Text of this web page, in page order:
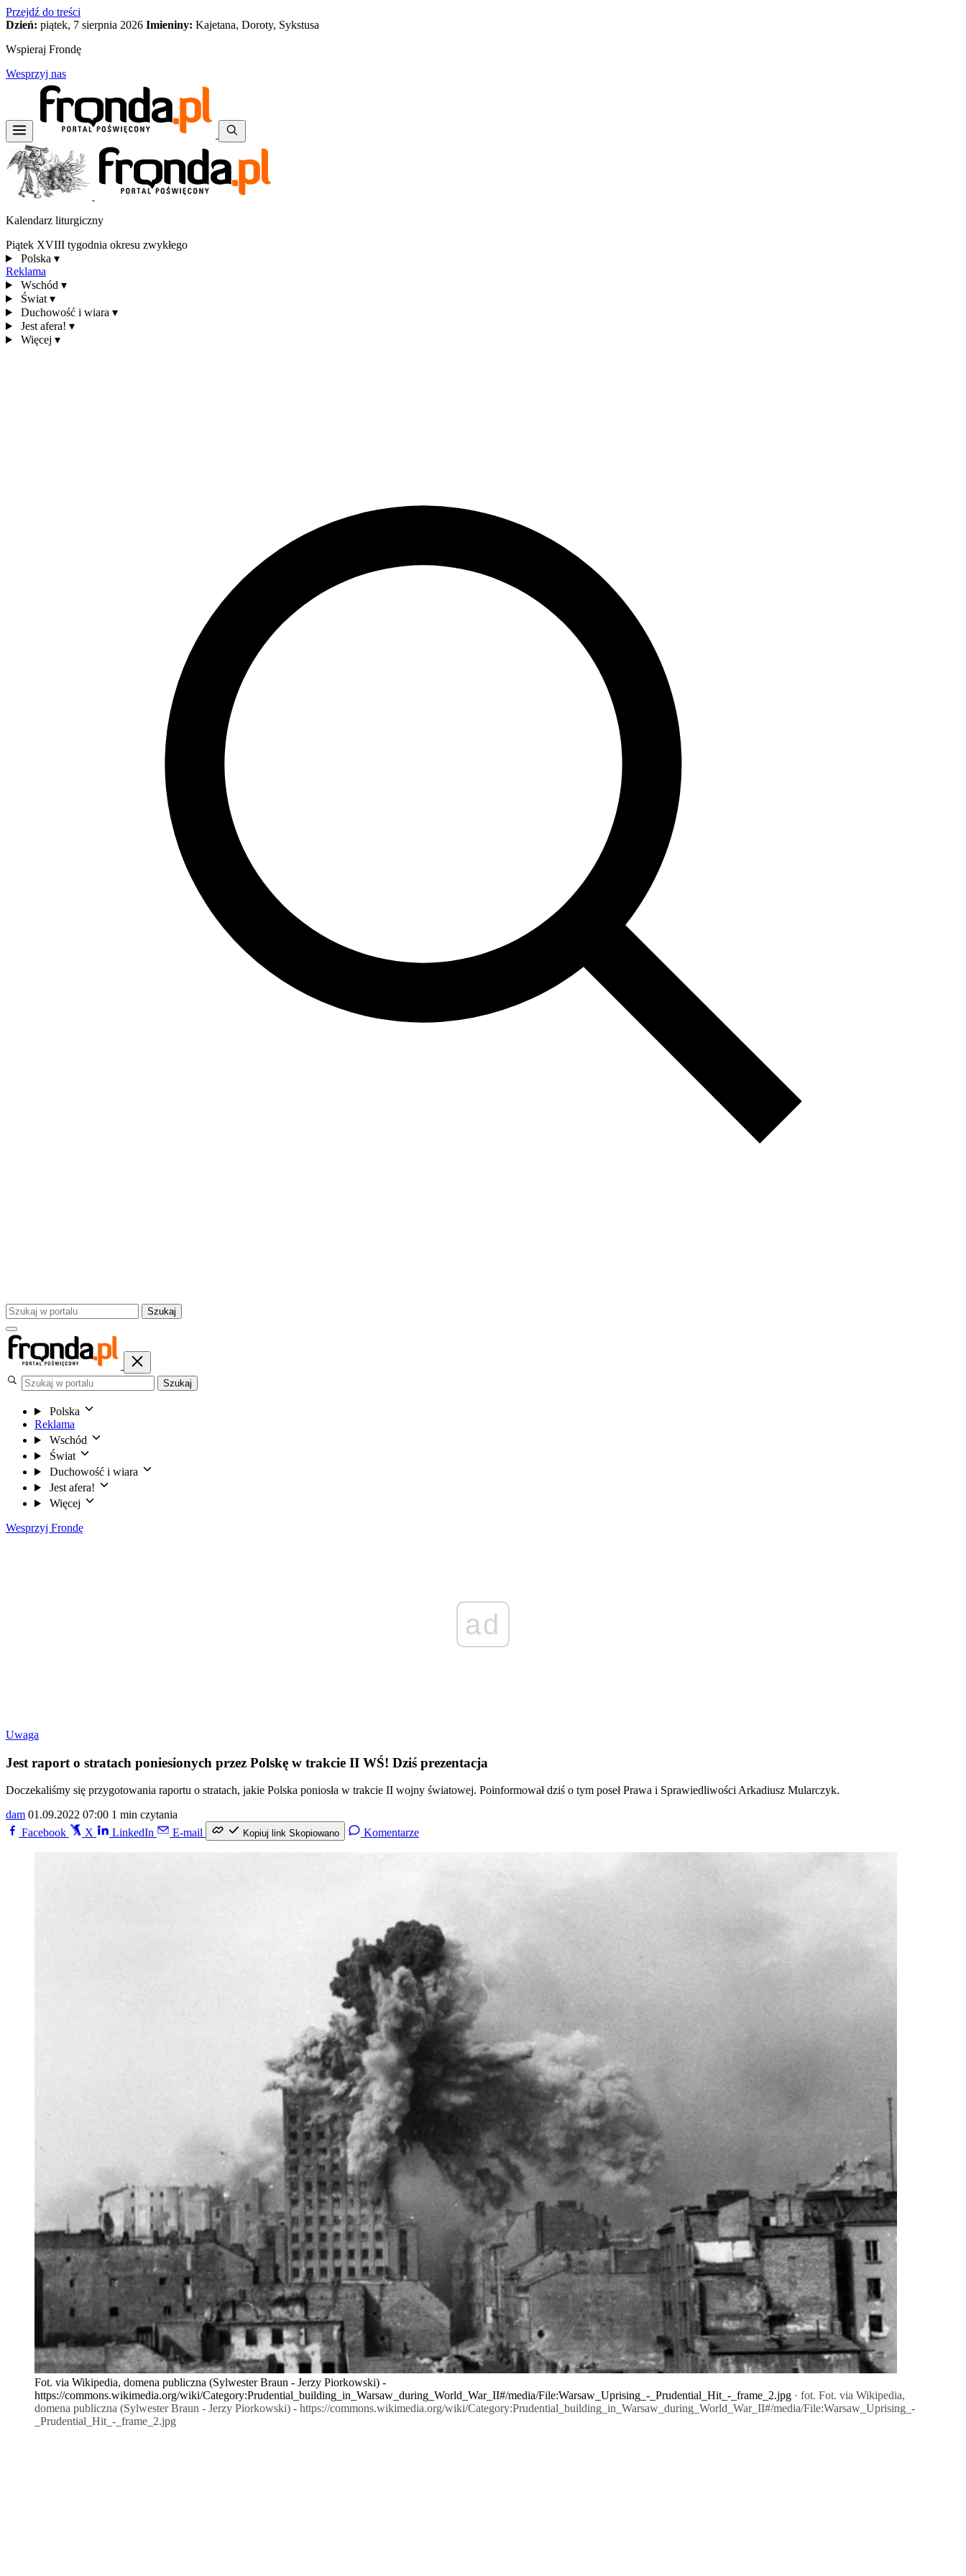
Przejdź do treści
Dzień: piątek, 7 sierpnia 2026 Imieniny: Kajetana, Doroty, Sykstusa
Wspieraj Frondę
Wesprzyj nas
Kalendarz liturgiczny
Piątek XVIII tygodnia okresu zwykłego
Polska ▾
Reklama
Wschód ▾
Świat ▾
Duchowość i wiara ▾
Jest afera! ▾
Więcej ▾
Szukaj
Szukaj
Polska
Reklama
Wschód
Świat
Duchowość i wiara
Jest afera!
Więcej
Wesprzyj Frondę
ad
Uwaga
Jest raport o stratach poniesionych przez Polskę w trakcie II WŚ! Dziś prezentacja
Doczekaliśmy się przygotowania raportu o stratach, jakie Polska poniosła w trakcie II wojny światowej. Poinformował dziś o tym poseł Prawa i Sprawiedliwości Arkadiusz Mularczyk.
dam 01.09.2022 07:00 1 min czytania
Facebook
X LinkedIn E-mail Kopiuj link Skopiowano Komentarze
Fot. via Wikipedia, domena publiczna (Sylwester Braun - Jerzy Piorkowski) -
https://commons.wikimedia.org/wiki/Category:Prudential_building_in_Warsaw_during_World_War_II#/media/File:Warsaw_Uprising_-_Prudential_Hit_-_frame_2.jpg · fot. Fot. via Wikipedia,
domena publiczna (Sylwester Braun - Jerzy Piorkowski) - https://commons.wikimedia.org/wiki/Category:Prudential_building_in_Warsaw_during_World_War_II#/media/File:Warsaw_Uprising_-
_Prudential_Hit_-_frame_2.jpg